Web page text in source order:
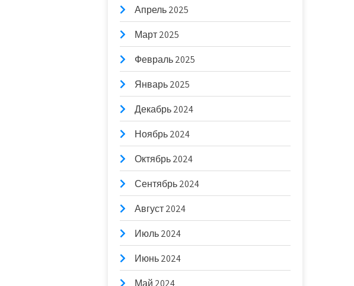
Апрель 2025
Март 2025
Февраль 2025
Январь 2025
Декабрь 2024
Ноябрь 2024
Октябрь 2024
Сентябрь 2024
Август 2024
Июль 2024
Июнь 2024
Май 2024